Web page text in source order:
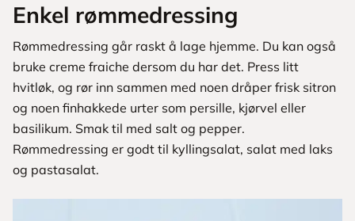
Enkel rømmedressing
Rømmedressing går raskt å lage hjemme. Du kan også
bruke creme fraiche dersom du har det. Press litt
hvitløk, og rør inn sammen med noen dråper frisk sitron
og noen finhakkede urter som persille, kjørvel eller
basilikum. Smak til med salt og pepper.
Rømmedressing er godt til kyllingsalat, salat med laks
og pastasalat.